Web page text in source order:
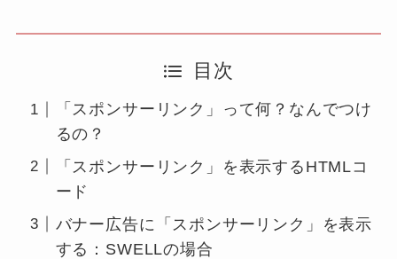
目次
「スポンサーリンク」って何？なんでつけ
るの？
「スポンサーリンク」を表示するHTMLコ
ード
バナー広告に「スポンサーリンク」を表示
する：SWELLの場合